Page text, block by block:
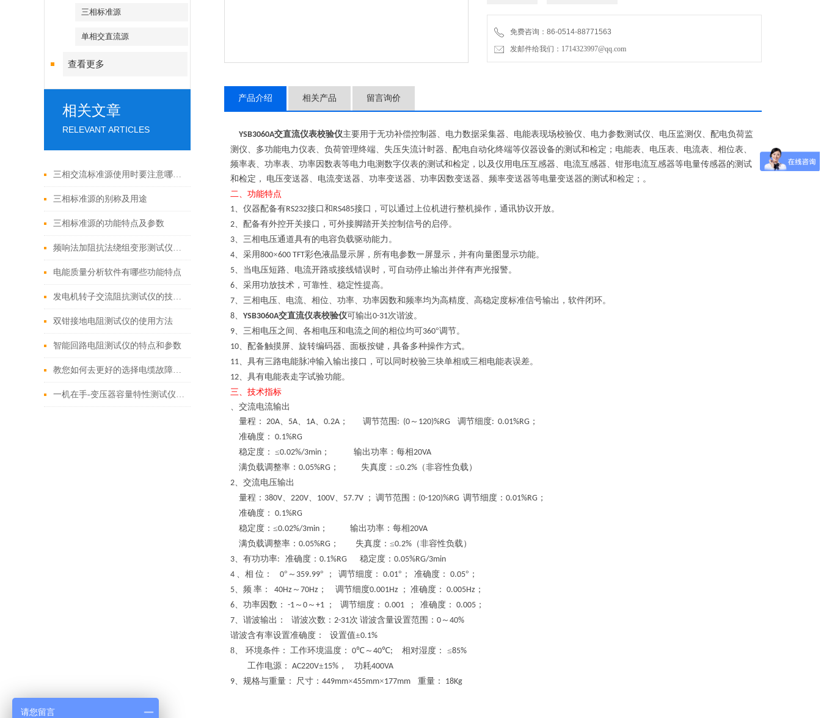
三相标准源
单相交直流源
查看更多
相关文章
RELEVANT ARTICLES
三相交流标准源使用时要注意哪些事项
三相标准源的别称及用途
三相标准源的功能特点及参数
频响法加阻抗法绕组变形测试仪的性能特点
电能质量分析软件有哪些功能特点
发电机转子交流阻抗测试仪的技术参数
双钳接地电阻测试仪的使用方法
智能回路电阻测试仪的特点和参数
教您如何去更好的选择电缆故障测试仪？
一机在手-变压器容量特性测试仪，容量测试不用愁
免费咨询：86-0514-88771563
发邮件给我们：1714323997@qq.com
产品介绍 相关产品 留言询价
YSB3060A交直流仪表校验仪主要用于无功补偿控制器、电力数据采集器、电能表现场校验仪、电力参数测试仪、电压监测仪、配电负荷监
测仪、多功能电力仪表、负荷管理终端、失压失流计时器、配电自动化终端等仪器设备的测试和检定 ； 电能表、电压表、电流表、相位表、
频率表、功率表、功率因数表等电力电测数字仪表的测试和检定，以及仪用电压互感器、电流互感器、钳形电流互感器等电量传感器的测试
和检定，
电压变送器、电流变送器、功率变送器、功率因数变送器、频率变送器等电量变送器的测试和检定；。
二、 功能特点
1、仪器配备有RS232接口和 RS485接口，可以通过上位机进行整机操作，通讯协议开放。
2、配备有外控开关接口，可外接脚踏开关控制信号的启停。
3、三相电压通道具有的电容负载驱动能力。
4、采用800×600 TFT彩色液晶显示屏，所有电参数一屏显示，并有向量图显示功能。
5、当电压短路、电流开路或接线错误时，可自动停止输出并伴有声光报警。
6、采用功放技术，可靠性、稳定性提高。
7、三相电压、电流、相位、功率、功率因数和频率均为高精度、高稳定度标准信号输出，软件闭环。
8、 YSB3060A交直流仪表校验仪可输出0-31次谐波。
9、三相电压之间、各相电压和电流之间的相位均可360°调节。
10、配备触摸屏、旋转编码器、面板按键，具备多种操作方式。
11、具有三路电能脉冲输入输出接口，可以同时校验三块单相或三相电能表误差。
12、具有电能表走字试验功能。
三、 技术指标
、 交流电流输出
量程： 20A、 5A、 1A、 0.2A ； 调节范围 : (0 ～ 120)%RG 调节细度: 0.01%RG ；
准确度： 0.1%RG
稳定度： ≤0.02%/3min ； 输出功率：每相20VA
满负载调整率： 0.05%RG ； 失真度：≤0.2% （非容性负载）
2、 交流电压输出
量程： 380V、 220V、 100V、 57.7V ； 调节范围： (0-120)%RG 调节细度： 0.01%RG ；
准确度： 0.1%RG
稳定度： ≤0.02%/3min ； 输出功率：每相20VA
满负载调整率： 0.05%RG ； 失真度：≤0.2% （非容性负载）
3、 有功功率: 准确度： 0.1%RG 稳定度： 0.05%RG/3min
4 、 相 位： 0°～ 359.99° ； 调节细度： 0.01°； 准确度： 0.05°；
5、 频 率： 40Hz ～ 70Hz ； 调节细度0.001Hz ； 准确度： 0.005Hz ；
6、 功率因数： -1 ～ 0 ～ +1 ； 调节细度： 0.001 ； 准确度： 0.005 ；
7、 谐波输出： 谐波次数： 2-31次 谐波含量设置范围： 0 ～ 40%
谐波含有率设置准确度：
设置值±0.1%
8、 环境条件： 工作环境温度： 0℃～ 40℃; 相对湿度： ≤85%
工作电源： AC220V±15% ， 功耗400VA
9、 规格与重量： 尺寸： 449mm×455mm×177mm 重量： 18Kg
请您留言